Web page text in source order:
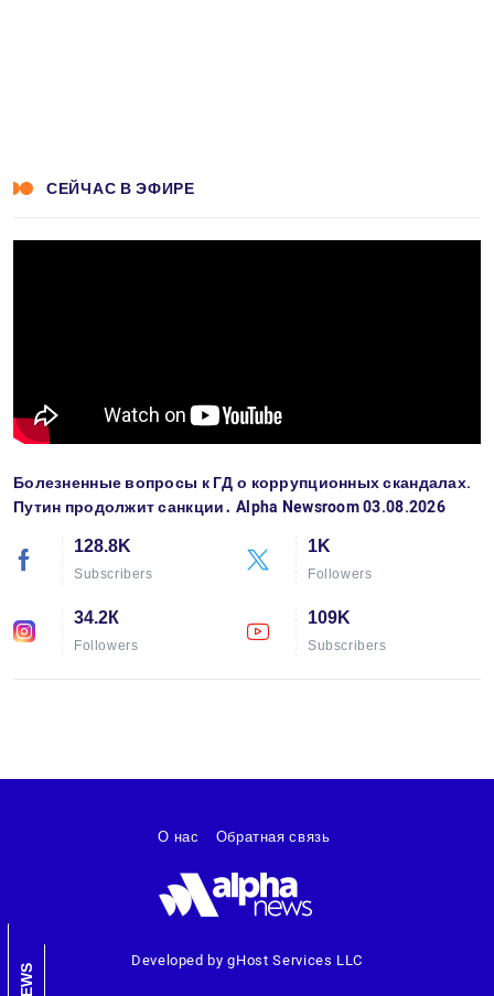
СЕЙЧАС В ЭФИРЕ
Болезненные вопросы к ГД о коррупционных скандалах.
Путин продолжит санкции․ Alpha Newsroom 03.08.2026
128.8K
Subscribers
1K
Followers
34.2К
Followers
109K
Subscribers
NEWS
Developed by gHost Services LLC
О нас Обратная связь